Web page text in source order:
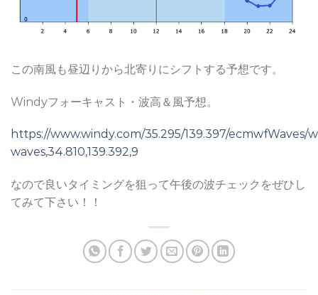
この南風も昼辺りから北寄りにシフトする予想です。
Windyフォーキャスト・波高＆風予想。
https://www.windy.com/35.295/139.397/ecmwfWaves/
waves,34.810,139.392,9
なので良いタイミングを狙って午後の波チェックをぜひし
てみて下さい！！